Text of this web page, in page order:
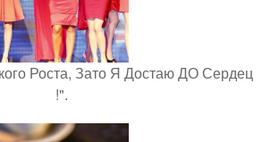
Роста, Зато Я Достаю ДО Сердец
!".